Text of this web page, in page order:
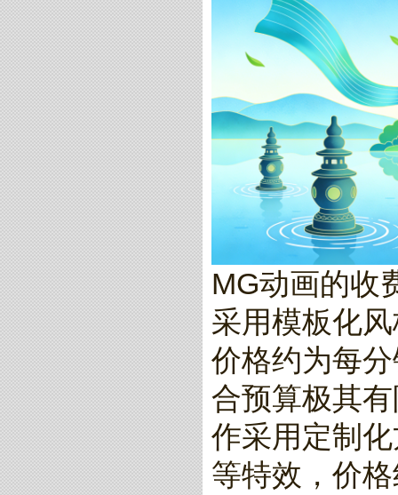
MG动画的收
采用模板化
价格约为每
合预算极其
作采用定制
等特效，价